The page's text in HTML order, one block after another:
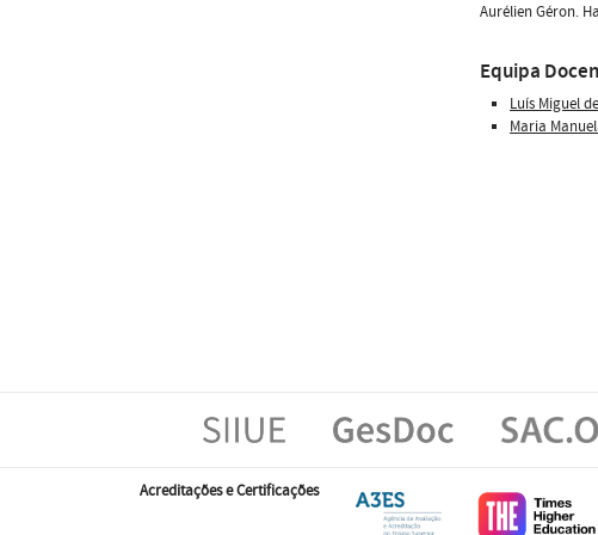
Aurélien Géron.
Equipa
Luís Miguel
Maria
Acreditações e Certificações